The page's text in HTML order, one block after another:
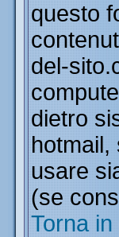
questo
del-
dietro
hotmail,
usare
(se
Torna